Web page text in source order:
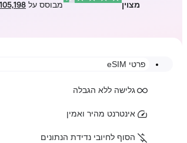
מצוין מבוסס על 105,198 ביקורות
פרטי eSIM
גלישה ללא הגבלה
אינטרנט מהיר ואמין
הסוף לחיובי נדידת הנתונים